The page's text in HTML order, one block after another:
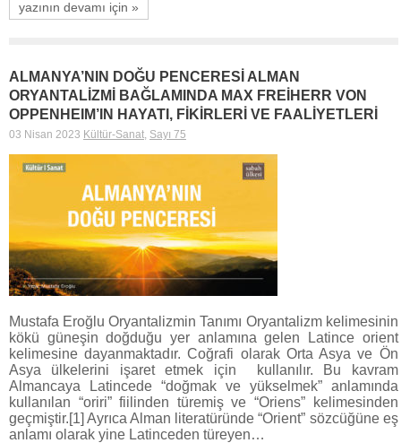
yazının devamı için »
ALMANYA’NIN DOĞU PENCERESİ ALMAN
ORYANTALİZMİ BAĞLAMINDA MAX FREİHERR VON
OPPENHEIM’IN HAYATI, FİKİRLERİ VE FAALİYETLERİ
03 Nisan 2023 Kültür-Sanat, Sayı 75
Mustafa Eroğlu Oryantalizmin Tanımı Oryantalizm kelimesinin
kökü güneşin doğduğu yer anlamına gelen Latince orient
kelimesine dayanmaktadır. Coğrafi olarak Orta Asya ve Ön
Asya ülkelerini işaret etmek için kullanılır. Bu kavram
Almancaya Latincede “doğmak ve yükselmek” anlamında
kullanılan “oriri” fiilinden türemiş ve “Oriens” kelimesinden
geçmiştir.[1] Ayrıca Alman literatüründe “Orient” sözcüğüne eş
anlamı olarak yine Latinceden türeyen…